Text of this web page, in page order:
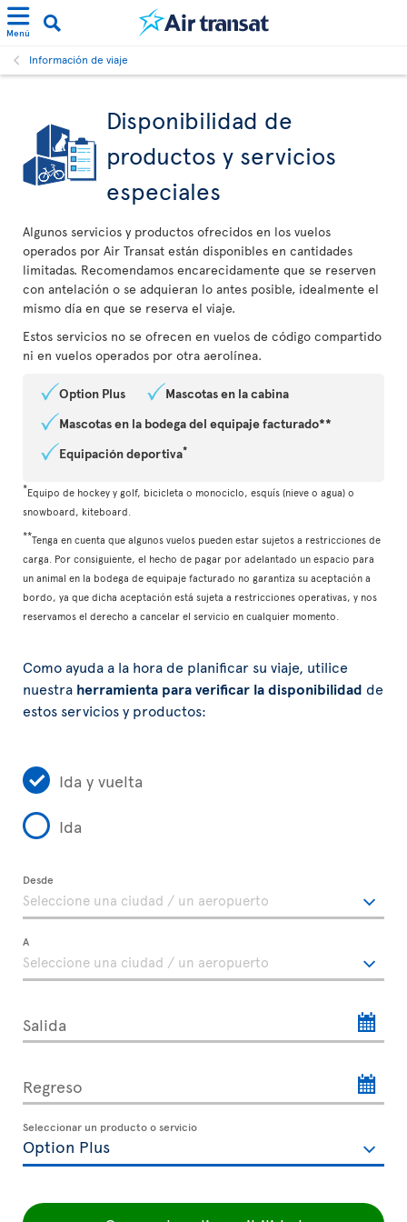
Menú
Información de viaje
Disponibilidad de
productos y servicios
especiales
Algunos servicios y productos ofrecidos en los vuelos
operados por Air Transat están disponibles en cantidades
limitadas. Recomendamos encarecidamente que se reserven
con antelación o se adquieran lo antes posible, idealmente el
mismo día en que se reserva el viaje.
Estos servicios no se ofrecen en vuelos de código compartido
ni en vuelos operados por otra aerolínea.
Option Plus
Mascotas en la cabina
Mascotas en la bodega del equipaje facturado**
Equipación deportiva*
*Equipo de hockey y golf, bicicleta o monociclo, esquís (nieve o agua) o
snowboard, kiteboard.
**Tenga en cuenta que algunos vuelos pueden estar sujetos a restricciones de
carga. Por consiguiente, el hecho de pagar por adelantado un espacio para
un animal en la bodega de equipaje facturado no garantiza su aceptación a
bordo, ya que dicha aceptación está sujeta a restricciones operativas, y nos
reservamos el derecho a cancelar el servicio en cualquier momento.
Como ayuda a la hora de planificar su viaje, utilice
nuestra herramienta para verificar la disponibilidad de
estos servicios y productos:
Ida y vuelta
Ida
Desde
A
Salida
Regreso
Seleccionar un producto o servicio